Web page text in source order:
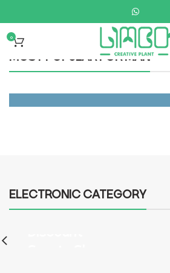
0
MOST POPULAR FOR MAN
All Jackets Discount-
30%
ELECTRONIC CATEGORY